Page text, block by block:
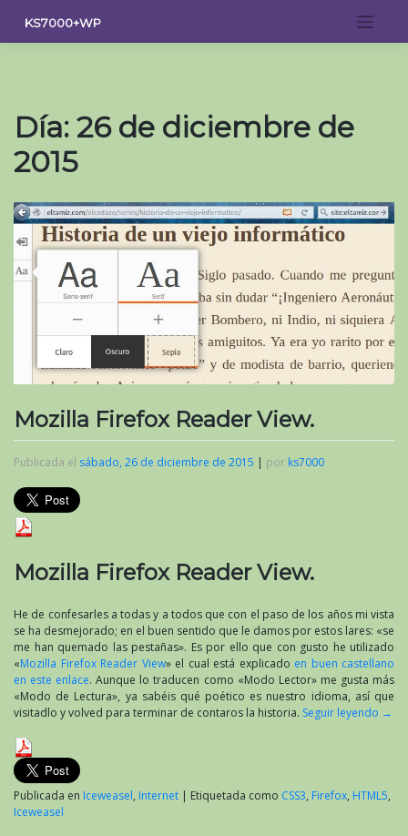
contenido
KS7000+WP
Día: 26 de diciembre de
2015
Mozilla Firefox Reader View.
Publicada el sábado, 26 de diciembre de 2015 | por ks7000
Mozilla Firefox Reader View.
He de confesarles a todas y a todos que con el paso de los años mi vista
se ha desmejorado; en el buen sentido que le damos por estos lares: «se
me han quemado las pestañas». Es por ello que con gusto he utilizado
«Mozilla Firefox Reader View» el cual está explicado en buen castellano
en este enlace. Aunque lo traducen como «Modo Lector» me gusta más
«Modo de Lectura», ya sabéis qué poético es nuestro idioma, así que
visitadlo y volved para terminar de contaros la historia. Seguir leyendo →
Publicada en Iceweasel, Internet | Etiquetada como CSS3, Firefox, HTML5,
Iceweasel